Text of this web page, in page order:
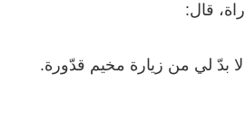
قال:
بدّ لي من زيارة مخيم قدّورة.